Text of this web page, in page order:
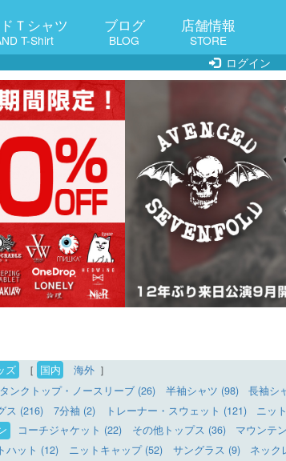
Ｔシャツ
T-Shirt
ブログ
BLOG
店舗情報
STORE
ログイン
ズ ［ 国内 海外 ］
タンクトップ・ノースリーブ (26) 半袖シャツ (98) 長袖シ
ス (216) 7分袖 (2) トレーナー・スウェット (121) ニッ
コーチジャケット (22) その他トップス (36) マウンテ
ハット (12) ニットキャップ (52) サングラス (9) ネック